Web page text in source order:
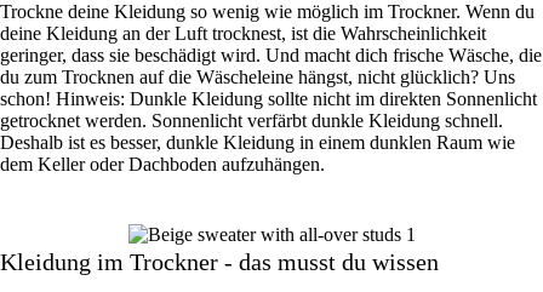
Trockne deine Kleidung so wenig wie möglich im Trockner. Wenn du
deine Kleidung an der Luft trocknest, ist die Wahrscheinlichkeit
geringer, dass sie beschädigt wird. Und macht dich frische Wäsche, die
du zum Trocknen auf die Wäscheleine hängst, nicht glücklich? Uns
schon! Hinweis: Dunkle Kleidung sollte nicht im direkten Sonnenlicht
getrocknet werden. Sonnenlicht verfärbt dunkle Kleidung schnell.
Deshalb ist es besser, dunkle Kleidung in einem dunklen Raum wie
dem Keller oder Dachboden aufzuhängen.
Kleidung im Trockner - das musst du wissen